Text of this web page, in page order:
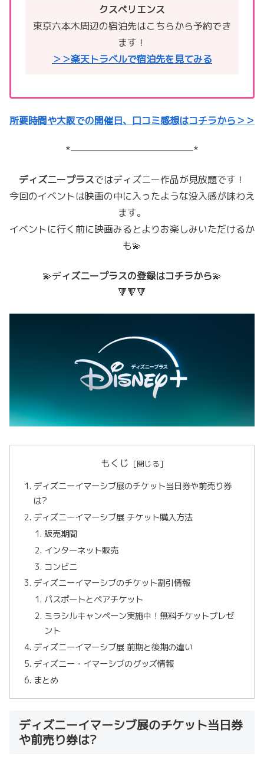
クスペリエンス
東京六本木周辺の宿泊先はこちらから予約でき
ます！
＞＞楽天トラベルで宿泊先を見てみる
所要時間や大阪での開催日、口コミ感想はコチラから＞＞
*─────────────*
ディズニープラスではディズニー作品が見放題です！
今回のイベントは映画の中に入ったような没入感が味わえ
ます。
イベントに行く前に映画みるとよりお楽しみいただけるか
も💫
💫ディズニープラスの登録はコチラから💫
🔻🔻🔻
もくじ
ディズニーイマーシブ展のチケット当日券や前売り券
は?
ディズニーイマーシブ展 チケット購入方法
販売期間
インターネット販売
コンビニ
ディズニーイマーシブのチケット割引情報
パスポートとペアチケット
ミラシルキャンペーン実施中！無料チケットプレゼ
ント
ディズニーイマーシブ展 前期と後期の違い
ディズニー・イマーシブのグッズ情報
まとめ
ディズニーイマーシブ展のチケット当日券
や前売り券は?